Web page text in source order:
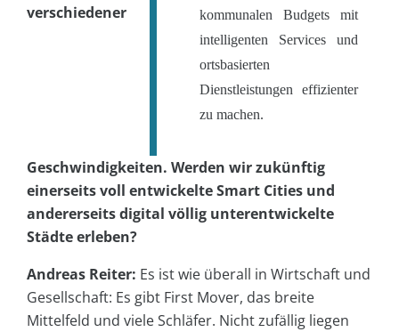
kommunalen Budgets mit
intelligenten Services und
ortsbasierten
Dienstleistungen effizienter
zu machen.
verschiedener
Geschwindigkeiten. Werden wir zukünftig
einerseits voll entwickelte Smart Cities und
andererseits digital völlig unterentwickelte
Städte erleben?
Andreas Reiter: Es ist wie überall in Wirtschaft und
Gesellschaft: Es gibt First Mover, das breite
Mittelfeld und viele Schläfer. Nicht zufällig liegen